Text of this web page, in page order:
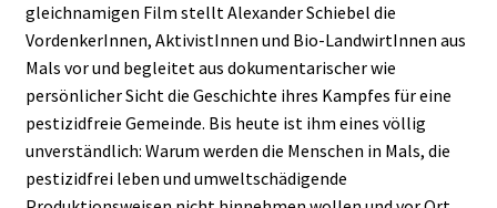
gleichnamigen Film stellt Alexander Schiebel die
VordenkerInnen, AktivistInnen und Bio-LandwirtInnen aus
Mals vor und begleitet aus dokumentarischer wie
persönlicher Sicht die Geschichte ihres Kampfes für eine
pestizidfreie Gemeinde. Bis heute ist ihm eines völlig
unverständlich: Warum werden die Menschen in Mals, die
pestizidfrei leben und umweltschädigende